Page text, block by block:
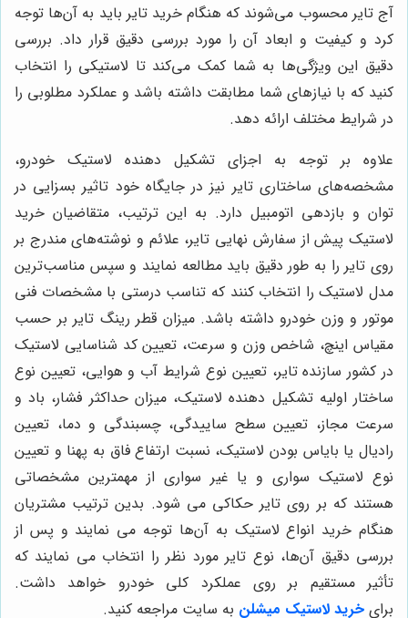
آج تایر محسوب می‌شوند که هنگام خرید تایر باید به آن‌ها توجه
کرد و کیفیت و ابعاد آن را مورد بررسی دقیق قرار داد. بررسی
دقیق این ویژگی‌ها به شما کمک می‌کند تا لاستیکی را انتخاب
کنید که با نیازهای شما مطابقت داشته باشد و عملکرد مطلوبی را
در شرایط مختلف ارائه دهد.
علاوه بر توجه به اجزای تشکیل دهنده لاستیک خودرو،
مشخصه‌های ساختاری تایر نیز در جایگاه خود تاثیر بسزایی در
توان و بازدهی اتومبیل دارد. به این ترتیب، متقاضیان خرید
لاستیک پیش از سفارش نهایی تایر، علائم و نوشته‌های مندرج بر
روی تایر را به طور دقیق باید مطالعه نمایند و سپس مناسب‌ترین
مدل لاستیک را انتخاب کنند که تناسب درستی با مشخصات فنی
موتور و وزن خودرو داشته باشد. میزان قطر رینگ تایر بر حسب
مقیاس اینچ، شاخص وزن و سرعت، تعیین کد شناسایی لاستیک
در کشور سازنده تایر، تعیین نوع شرایط آب و هوایی، تعیین نوع
ساختار اولیه تشکیل دهنده لاستیک، میزان حداکثر فشار، باد و
سرعت مجاز، تعیین سطح ساییدگی، چسبندگی و دما، تعیین
رادیال یا بایاس بودن لاستیک، نسبت ارتفاع فاق به پهنا و تعیین
نوع لاستیک سواری و یا غیر سواری از مهمترین مشخصاتی
هستند که بر روی تایر حکاکی می شود. بدین ترتیب مشتریان
هنگام خرید انواع لاستیک به آن‌ها توجه می نمایند و پس از
بررسی دقیق آن‌ها، نوع تایر مورد نظر را انتخاب می نمایند که
تأثیر مستقیم بر روی عملکرد کلی خودرو خواهد داشت.
برای خرید لاستیک میشلن به سایت مراجعه کنید.